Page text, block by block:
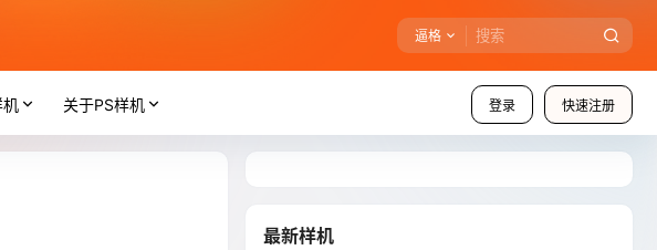
逼格
登录 快速注册
机 关于PS样机
最新样机